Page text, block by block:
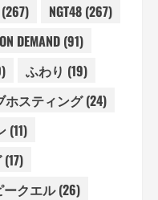
NGT48(267)
DEMAND(91)
ふわり (19)
ホスティング(24)
(11)
(17)
ークエル(26)